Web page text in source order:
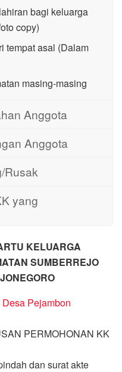
bagi keluarga
copy)
tempat asal (Dalam
masing-masing
Anggota
Anggota
Rusak
yang
KELUARGA
SUMBERREJO
PERMOHONAN KK
dan surat akte